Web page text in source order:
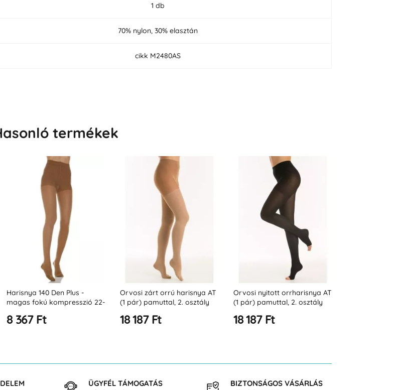
1 db
70% nylon, 30% elasztán
cikk M2480AS
termékek
Harisnya 140 Den Plus -
magas fokú kompresszió 22-
8 367 Ft
Orvosi zárt orrú harisnya AT
(1 pár) pamuttal, 2. osztály
18 187 Ft
Orvosi nyitott orrharisnya AT
(1 pár) pamuttal, 2. osztály
18 187 Ft
ÜGYFÉL TÁMOGATÁS BIZTONSÁGOS VÁSÁRLÁS